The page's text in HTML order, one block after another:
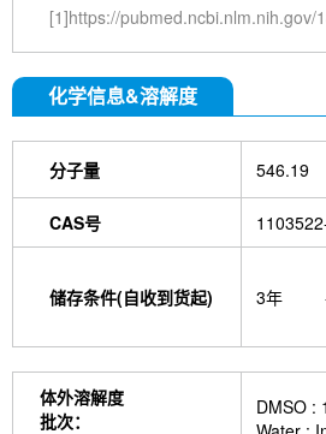
[1]https://pubmed.ncbi.nlm.nih.gov/
化学信息&溶解度
分子量 546.19
CAS号
储存条件(自收到货起) 3年
体外溶解度
批次：
DMSO :